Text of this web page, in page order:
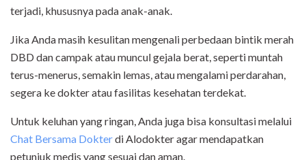
terjadi, khususnya pada anak-anak.
Jika Anda masih kesulitan mengenali perbedaan bintik merah
DBD dan campak atau muncul gejala berat, seperti muntah
terus-menerus, semakin lemas, atau mengalami perdarahan,
segera ke dokter atau fasilitas kesehatan terdekat.
Untuk keluhan yang ringan, Anda juga bisa konsultasi melalui
Chat Bersama Dokterdi Alodokter agar mendapatkan
petunjuk medis yang sesuai dan aman.